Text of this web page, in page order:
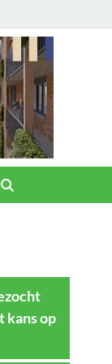
kans op